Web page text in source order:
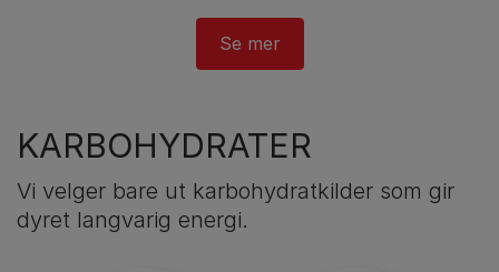
KARBOHYDRATER
Vi velger bare ut karbohydratkilder som gir
dyret langvarig energi.